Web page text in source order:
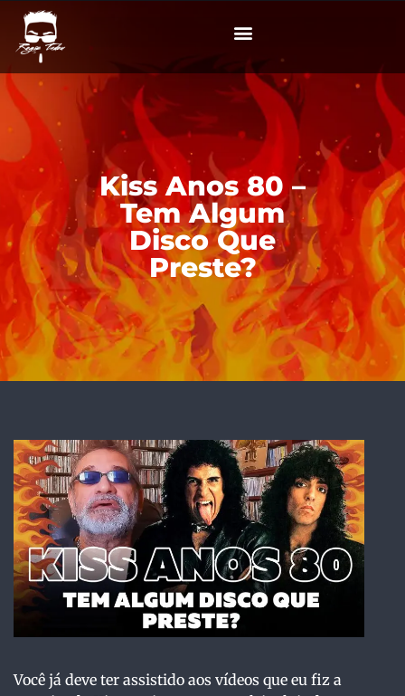
Kiss Anos 80 –
Tem Algum
Disco Que
Preste?
Você já deve ter assistido aos vídeos que eu fiz a